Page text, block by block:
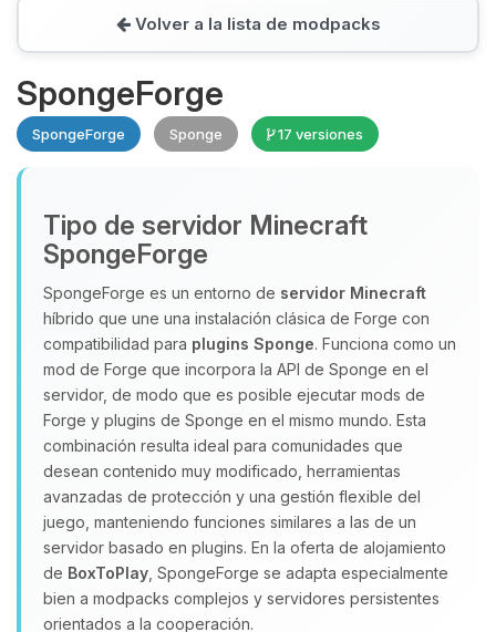
Volver a la lista de modpacks
SpongeForge
SpongeForge Sponge 17 versiones
Tipo de servidor Minecraft
SpongeForge
SpongeForge es un entorno de servidor Minecraft
híbrido que une una instalación clásica de Forge con
compatibilidad para plugins Sponge. Funciona como un
mod de Forge que incorpora la API de Sponge en el
servidor, de modo que es posible ejecutar mods de
Forge y plugins de Sponge en el mismo mundo. Esta
combinación resulta ideal para comunidades que
desean contenido muy modificado, herramientas
avanzadas de protección y una gestión flexible del
juego, manteniendo funciones similares a las de un
servidor basado en plugins. En la oferta de alojamiento
de BoxToPlay , SpongeForge se adapta especialmente
bien a modpacks complejos y servidores persistentes
orientados a la cooperación.
Yupi, por fin alguien con quien
hablar! Soy Choupy, tu pequeno
asistente de BoxToPlay. Cuentame
que necesitas y moveré mis
pequenos circuitos para ayudarte.
07/08/2026 22:35